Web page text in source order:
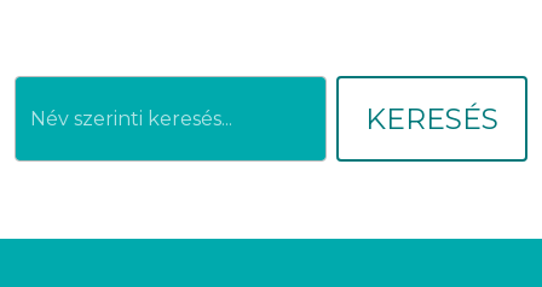
KERESÉS